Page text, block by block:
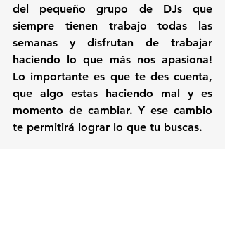
del pequeño grupo de DJs que
siempre tienen trabajo todas las
semanas y disfrutan de trabajar
haciendo lo que más nos apasiona!
Lo importante es que te des cuenta,
que algo estas haciendo mal y es
momento de cambiar. Y ese cambio
te permitirá lograr lo que tu buscas.